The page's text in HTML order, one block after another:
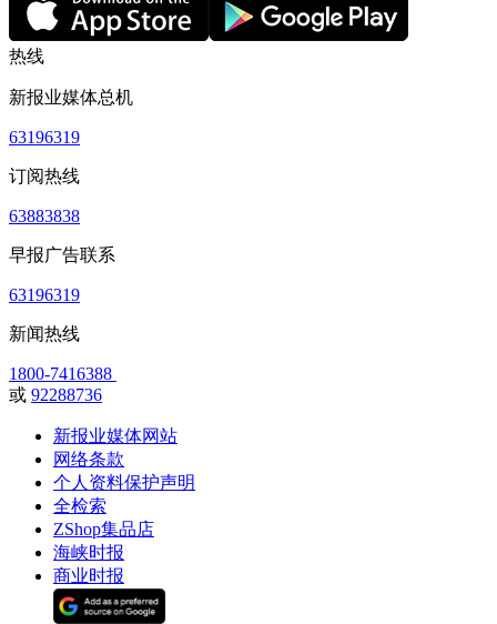
热线
新报业媒体总机
63196319
订阅热线
63883838
早报广告联系
63196319
新闻热线
1800-7416388
或 92288736
新报业媒体网站
网络条款
个人资料保护声明
全检索
ZShop集品店
海峡时报
商业时报